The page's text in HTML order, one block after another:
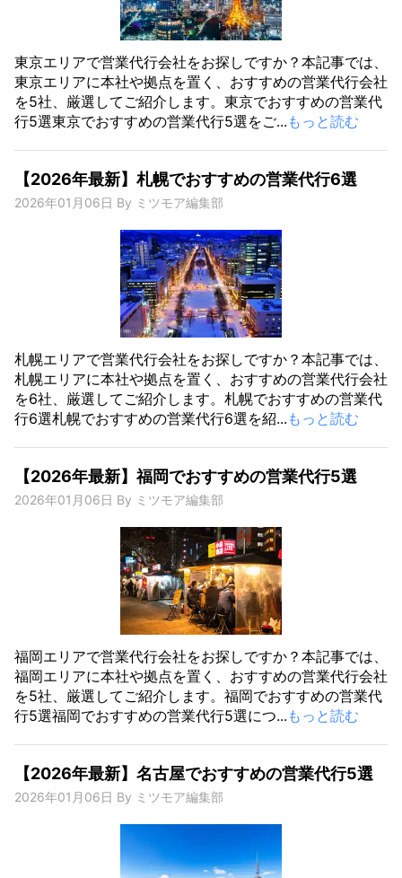
東京エリアで営業代行会社をお探しですか？本記事では、
東京エリアに本社や拠点を置く、おすすめの営業代行会社
を5社、厳選してご紹介します。東京でおすすめの営業代
行5選東京でおすすめの営業代行5選をご... もっと読む
【2026年最新】札幌でおすすめの営業代行6選
2026年01月06日 By ミツモア編集部
札幌エリアで営業代行会社をお探しですか？本記事では、
札幌エリアに本社や拠点を置く、おすすめの営業代行会社
を6社、厳選してご紹介します。札幌でおすすめの営業代
行6選札幌でおすすめの営業代行6選を紹... もっと読む
【2026年最新】福岡でおすすめの営業代行5選
2026年01月06日 By ミツモア編集部
福岡エリアで営業代行会社をお探しですか？本記事では、
福岡エリアに本社や拠点を置く、おすすめの営業代行会社
を5社、厳選してご紹介します。福岡でおすすめの営業代
行5選福岡でおすすめの営業代行5選につ... もっと読む
【2026年最新】名古屋でおすすめの営業代行5選
2026年01月06日 By ミツモア編集部